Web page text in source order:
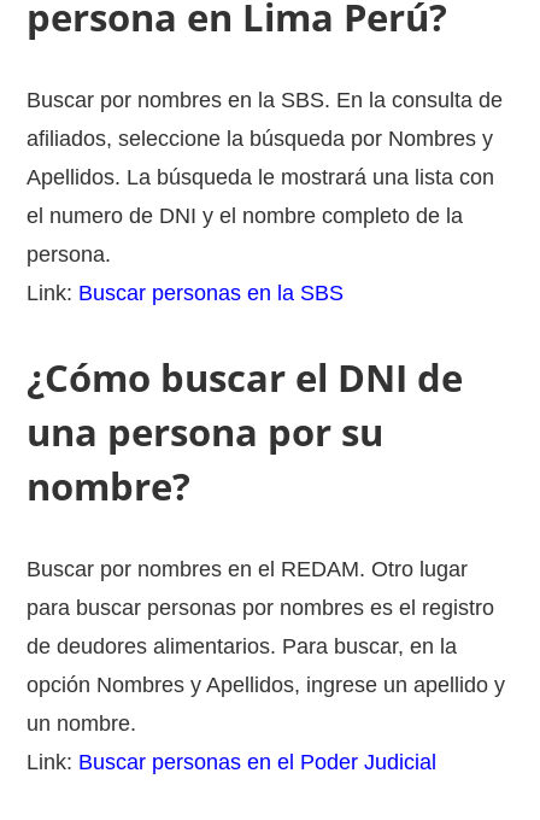
persona en Lima Perú?
Buscar por nombres en la SBS. En la consulta de
afiliados, seleccione la búsqueda por Nombres y
Apellidos. La búsqueda le mostrará una lista con
el numero de DNI y el nombre completo de la
persona.
Link: Buscar personas en la SBS
¿Cómo buscar el DNI de
una persona por su
nombre?
Buscar por nombres en el REDAM. Otro lugar
para buscar personas por nombres es el registro
de deudores alimentarios. Para buscar, en la
opción Nombres y Apellidos, ingrese un apellido y
un nombre.
Link: Buscar personas en el Poder Judicial